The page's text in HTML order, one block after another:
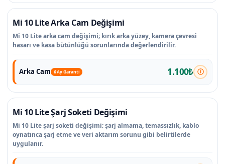
Mi 10 Lite Arka Cam Değişimi
Mi 10 Lite arka cam değişimi; kırık arka yüzey, kamera çevresi
hasarı ve kasa bütünlüğü sorunlarında değerlendirilir.
Arka Cam 6 Ay Garanti 1.100₺
Mi 10 Lite Şarj Soketi Değişimi
Mi 10 Lite şarj soketi değişimi; şarj almama, temassızlık, kablo
oynatınca şarj etme ve veri aktarım sorunu gibi belirtilerde
uygulanır.